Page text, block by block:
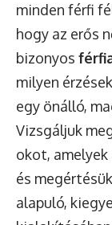
minden férfi
hogy az erős
bizonyos
milyen
egy önálló,
Vizsgáljuk
okot,
és
alapuló,